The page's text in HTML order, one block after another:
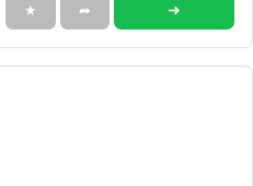
★ ➦ ➜